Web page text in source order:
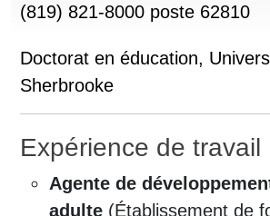
(819) 821-8000 poste 62810
Doctorat en éducation,
Sherbrooke
Expérience de travail
Agente de
adulte (Établissement de